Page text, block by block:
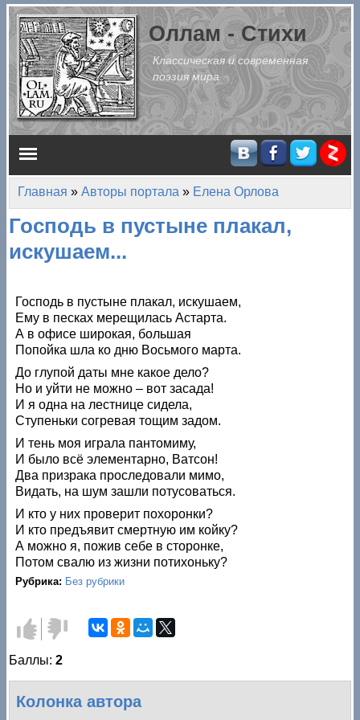
Перейти к основному содержанию
Оллам - Стихи
Классическая и современная
поэзия мира
Главное меню
Вы здесь
Главная » Авторы портала » Елена Орлова
Господь в пустыне плакал,
искушаем...
Господь в пустыне плакал, искушаем,
Ему в песках мерещилась Астарта.
А в офисе широкая, большая
Попойка шла ко дню Восьмого марта.
До глупой даты мне какое дело?
Но и уйти не можно – вот засада!
И я одна на лестнице сидела,
Ступеньки согревая тощим задом.
И тень моя играла пантомиму,
И было всё элементарно, Ватсон!
Два призрака проследовали мимо,
Видать, на шум зашли потусоваться.
И кто у них проверит похоронки?
И кто предъявит смертную им койку?
А можно я, пожив себе в сторонке,
Потом свалю из жизни потихоньку?
Рубрика: Без рубрики
Голос
за!
Голос
против!
Баллы:2
Колонка автора